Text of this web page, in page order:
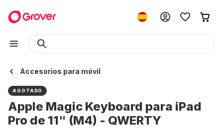
Accesorios para móvil
AGOTADO
Apple Magic Keyboard para iPad
Pro de 11" (M4) - QWERTY